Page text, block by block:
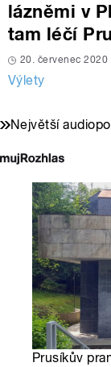
lázněmi v
tam léčí
20. červenec 2020
Výlety
Největší
Prusíkův